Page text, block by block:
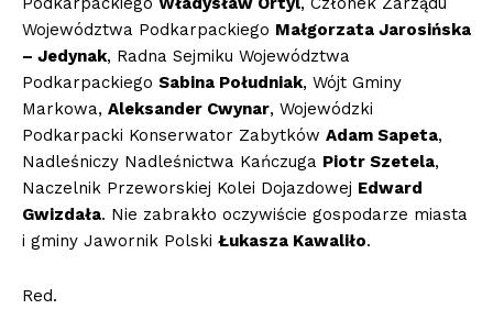
Województwa Podkarpackiego Małgorzata Jarosińska
– Jedynak, Radna Sejmiku Województwa
Podkarpackiego Sabina Południak, Wójt Gminy
Markowa, Aleksander Cwynar, Wojewódzki
Podkarpacki Konserwator Zabytków Adam Sapeta,
Nadleśniczy Nadleśnictwa Kańczuga Piotr Szetela,
Naczelnik Przeworskiej Kolei Dojazdowej Edward
Gwizdała. Nie zabrakło oczywiście gospodarze miasta
i gminy Jawornik Polski Łukasza Kawaliło.
Red.